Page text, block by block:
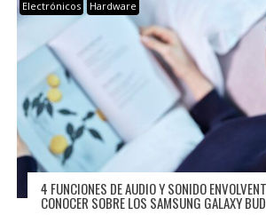
Electrónicos Hardware
4 FUNCIONES DE AUDIO Y SONIDO
CONOCER SOBRE LOS SAMSUNG GALAXY